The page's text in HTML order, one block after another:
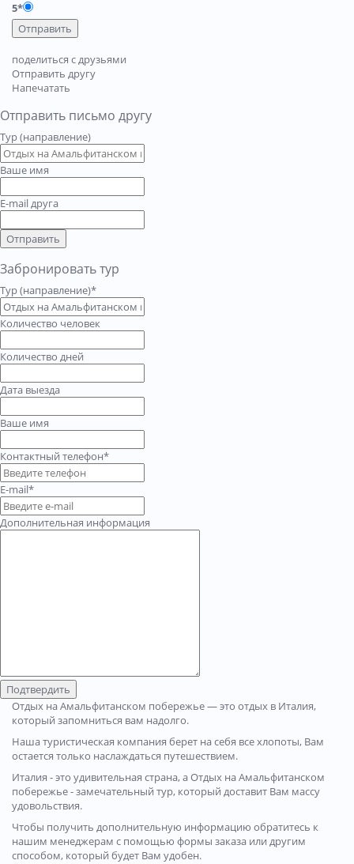
5*
Отправить
поделиться с друзьями
Отправить другу
Напечатать
Отправить письмо другу
Тур (направление)
Ваше имя
E-mail друга
Отправить
Забронировать тур
Тур (направление)*
Количество человек
Количество дней
Дата выезда
Ваше имя
Контактный телефон*
E-mail*
Дополнительная информация
Подтвердить
Отдых на Амальфитанском побережье — это отдых в Италия,
который запомниться вам надолго.
Наша туристическая компания берет на себя все хлопоты, Вам
остается только наслаждаться путешествием.
Италия - это удивительная страна, а Отдых на Амальфитанском
побережье - замечательный тур, который доставит Вам массу
удовольствия.
Чтобы получить дополнительную информацию обратитесь к
нашим менеджерам с помощью формы заказа или другим
способом, который будет Вам удобен.